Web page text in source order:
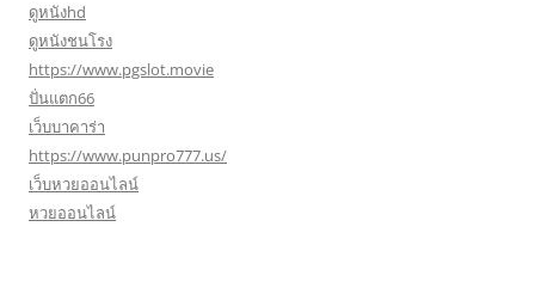
ดูหนังhd
ดูหนังชนโรง
https://www.pgslot.movie
ปั่นแตก66
เว็บบาคาร่า
https://www.punpro777.us/
เว็บหวยออนไลน์
หวยออนไลน์